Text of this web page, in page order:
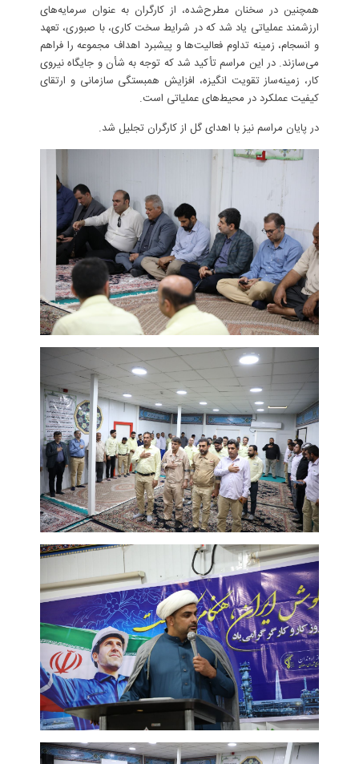
همچنین در سخنان مطرح‌شده، از کارگران به عنوان سرمایه‌های
ارزشمند عملیاتی یاد شد که در شرایط سخت کاری، با صبوری، تعهد
و انسجام، زمینه تداوم فعالیت‌ها و پیشبرد اهداف مجموعه را فراهم
می‌سازند. در این مراسم تأکید شد که توجه به شأن و جایگاه نیروی
کار، زمینه‌ساز تقویت انگیزه، افزایش همبستگی سازمانی و ارتقای
کیفیت عملکرد در محیط‌های عملیاتی است.
در پایان مراسم نیز با اهدای گل از کارگران تجلیل شد.